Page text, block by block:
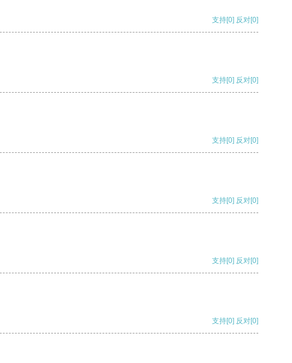
支持[0] 反对[0]
支持[0] 反对[0]
支持[0] 反对[0]
支持[0] 反对[0]
支持[0] 反对[0]
支持[0] 反对[0]